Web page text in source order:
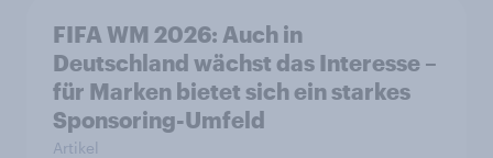
FIFA WM 2026: Auch in
Deutschland wächst das Interesse –
für Marken bietet sich ein starkes
Sponsoring-Umfeld
Artikel